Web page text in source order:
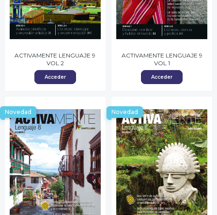
ACTIVAMENTE LENGUAJE 9
VOL 2
Acceder
ACTIVAMENTE LENGUAJE 9
VOL 1
Acceder
Novedad Novedad